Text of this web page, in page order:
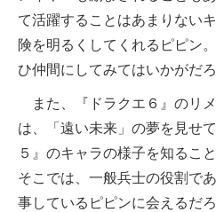
て活躍することはあまりない
険を明るくしてくれるピピン
ひ仲間にしてみてはいかがだろ
また、『ドラクエ６』のリ
は、「遠い未来」の夢を見せ
５』のキャラの様子を知るこ
そこでは、一般兵士の役割で
事しているピピンに会えるだろ